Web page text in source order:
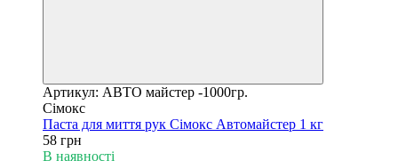
Артикул: АВТО майстер -1000гр.
Сімокс
Паста для миття рук Сімокс Автомайстер 1 кг
58 грн
В наявності